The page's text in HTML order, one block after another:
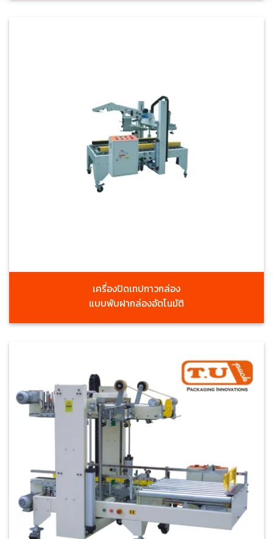
เครื่องปิดเทปกาวกล่อง
แบบพับฝากล่องอัตโนมัติ